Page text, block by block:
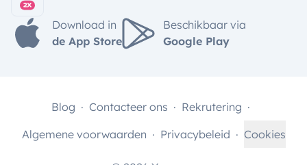
Download in
de App Store
Beschikbaar via
Google Play
Blog Contacteer ons
Rekrutering
Algemene voorwaarden
Privacybeleid Cookies